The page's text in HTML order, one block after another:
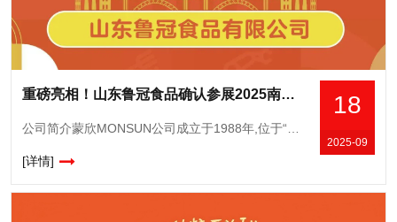
18
2025-09
重磅亮相！山东鲁冠食品确认参展2025南京秋糖，展示传统工艺与现代科技融合成果
[详情]